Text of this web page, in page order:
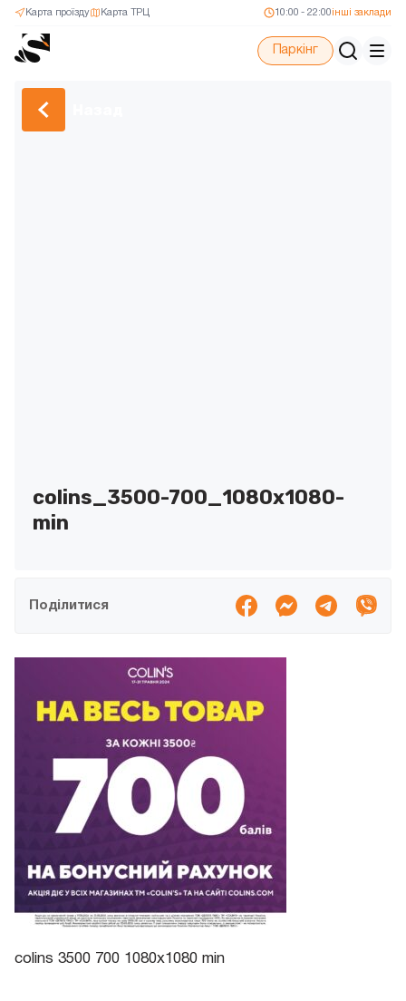
Карта ТРЦ
Карта проїзду 10:00 - 22:00 інші заклади
Паркінг
colins_3500-700_1080х1080-
min
Поділитися
colins 3500 700 1080х1080 min